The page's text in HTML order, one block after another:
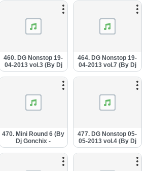
460. DG Nonstop 19-
04-2013 vol.3 (By Dj
Gonchix).mp3
464. DG Nonstop 19-
04-2013 vol.7 (By Dj
Gonchix).mp3
470. Mini Round 6 (By
Dj Gonchix -
28.04.2013.).mp3
477. DG Nonstop 05-
05-2013 vol.4 (By Dj
Gonchix).mp3